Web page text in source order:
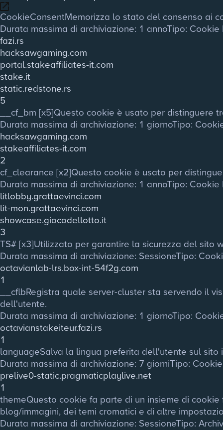
CookieConsentMemorizza lo stato del consenso ai
Durata massima di archiviazione: 1 annoTipo: Cookie
fazi.rs
hacksawgaming.com
portal.stakeaffiliates-it.com
stake.it
static.redstone.rs
5
__cf_bm [x5]Questo cookie è usato per distinguere
Durata massima di archiviazione: 1 giornoTipo:
hacksawgaming.com
stakeaffiliates-it.com
2
cf_clearance [x2]Questo cookie è usato per
Durata massima di archiviazione: 1 annoTipo: Cookie
litlobby.grattaevinci.com
lit-mon.grattaevinci.com
showcase.giocodellotto.it
3
TS# [x3]Utilizzato per garantire la sicurezza del sito
Durata massima di archiviazione: SessioneTipo:
octavianlab-lrs.box-int-54f2g.com
1
__cflbRegistra quale server-cluster sta servendo il
dell'utente.
Durata massima di archiviazione: 1 giornoTipo:
octavianstakeiteur.fazi.rs
1
languageSalva la lingua preferita dell'utente sul sito
Durata massima di archiviazione: 7 giorniTipo:
prelive0-static.pragmaticplaylive.net
1
themeQuesto cookie fa parte di un insieme di
blog/immagini, dei temi cromatici e di altre
Durata massima di archiviazione: SessioneTipo: